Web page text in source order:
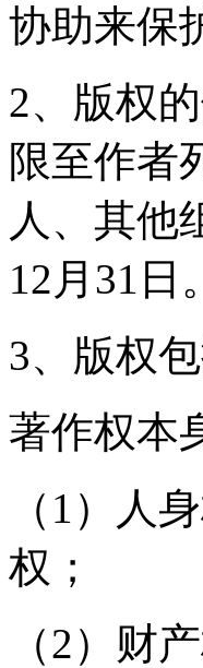
协助来保
2、版权
限至作者
人、其他
12月31日。
3、版权
著作权本
（1）人
权；
（2）财